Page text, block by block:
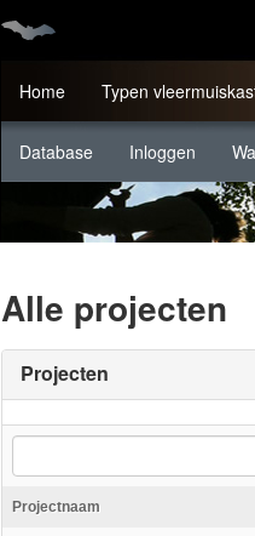
Home Typen
Database Inloggen
Alle projecten
Projecten
Projectnaam